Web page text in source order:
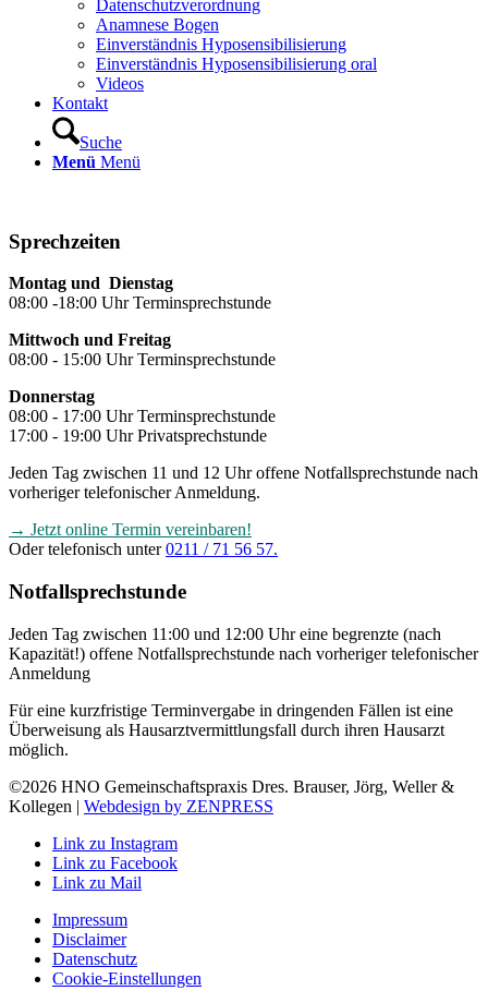
Datenschutzverordnung
Anamnese Bogen
Einverständnis Hyposensibilisierung
Einverständnis Hyposensibilisierung oral
Videos
Kontakt
Suche
Menü Menü
Sprechzeiten
Montag und Dienstag
08:00 -18:00 Uhr Terminsprechstunde
Mittwoch und Freitag
08:00 - 15:00 Uhr Terminsprechstunde
Donnerstag
08:00 - 17:00 Uhr Terminsprechstunde
17:00 - 19:00 Uhr Privatsprechstunde
Jeden Tag zwischen 11 und 12 Uhr offene Notfallsprechstunde nach
vorheriger telefonischer Anmeldung.
→ Jetzt online Termin vereinbaren!
Oder telefonisch unter0211 / 71 56 57.
Notfallsprechstunde
Jeden Tag zwischen 11:00 und 12:00 Uhr eine begrenzte (nach
Kapazität!) offene Notfallsprechstunde nach vorheriger telefonischer
Anmeldung
Für eine kurzfristige Terminvergabe in dringenden Fällen ist eine
Überweisung als Hausarztvermittlungsfall durch ihren Hausarzt
möglich.
©2026 HNO Gemeinschaftspraxis Dres. Brauser, Jörg, Weller &
Kollegen | Webdesign by ZENPRESS
Link zu Instagram
Link zu Facebook
Link zu Mail
Impressum
Disclaimer
Datenschutz
Cookie-Einstellungen